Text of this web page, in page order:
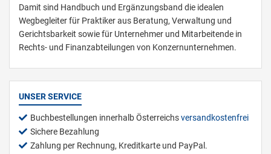
Damit sind Handbuch und Ergänzungsband die idealen
Wegbegleiter für Praktiker aus Beratung, Verwaltung und
Gerichtsbarkeit sowie für Unternehmer und Mitarbeitende in
Rechts- und Finanzabteilungen von Konzernunternehmen.
UNSER SERVICE
Buchbestellungen innerhalb Österreichsversandkostenfrei
Sichere Bezahlung
Zahlung per Rechnung, Kreditkarte und PayPal.